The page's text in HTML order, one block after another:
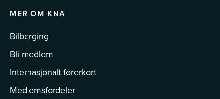
MER OM KNA
Bilberging
Bli medlem
Internasjonalt førerkort
Medlemsfordeler